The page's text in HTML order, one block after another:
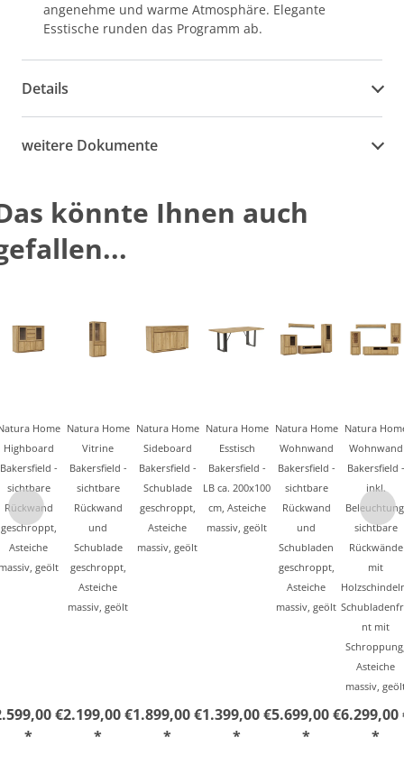
angenehme und warme Atmosphäre. Elegante
Esstische runden das Programm ab.
Details
weitere Dokumente
könnte Ihnen auch
Home
Highboard
Bakersfield -
sichtbare
Rückwand
geschroppt,
Asteiche
geölt
€
*
Natura Home
Vitrine
Bakersfield -
sichtbare
Rückwand
und
Schublade
geschroppt,
Asteiche
massiv, geölt
2.199,00 €
*
Natura Home
Sideboard
Bakersfield -
Schublade
geschroppt,
Asteiche
massiv, geölt
1.899,00 €
*
Natura Home
Esstisch
Bakersfield -
LB ca. 200x100
cm, Asteiche
massiv, geölt
1.399,00 €
*
Natura Home
Wohnwand
Bakersfield -
sichtbare
Rückwand
und
Schubladen
geschroppt,
Asteiche
massiv, geölt
5.699,00 €
*
Natura
Wohnwand
Bakersfield -
inkl.
sichtbare
Rückwände
mit
nt mit
Asteiche
massiv,
6.299,00
*